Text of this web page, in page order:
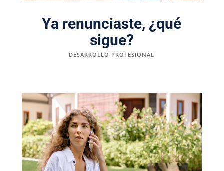
Ya renunciaste, ¿qué
sigue?
DESARROLLO PROFESIONAL